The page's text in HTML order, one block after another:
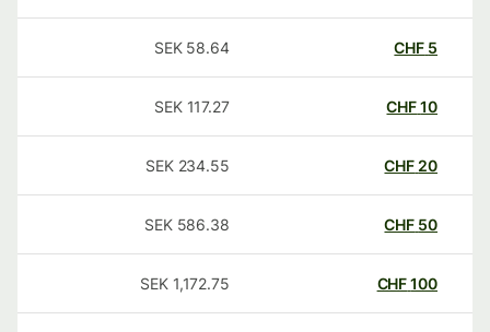
CHF
58.64
SEK
CHF
117.27
SEK
20
CHF
234.55
SEK
50
CHF
586.38
SEK
100
CHF
1,172.75
SEK